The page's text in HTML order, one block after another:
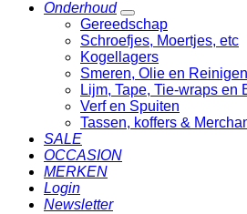
Onderhoud
Gereedschap
Schroefjes, Moertjes, etc
Kogellagers
Smeren, Olie en Reinigen
Lijm, Tape, Tie-wraps en
Verf en Spuiten
Tassen, koffers &
SALE
OCCASION
MERKEN
Login
Newsletter